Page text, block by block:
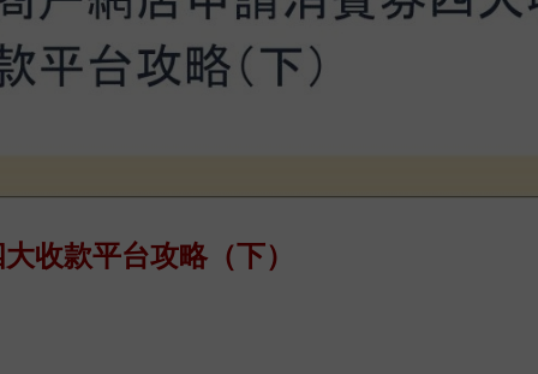
收款平台攻略（下）